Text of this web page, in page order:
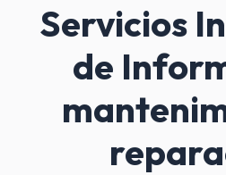
Servicios
de